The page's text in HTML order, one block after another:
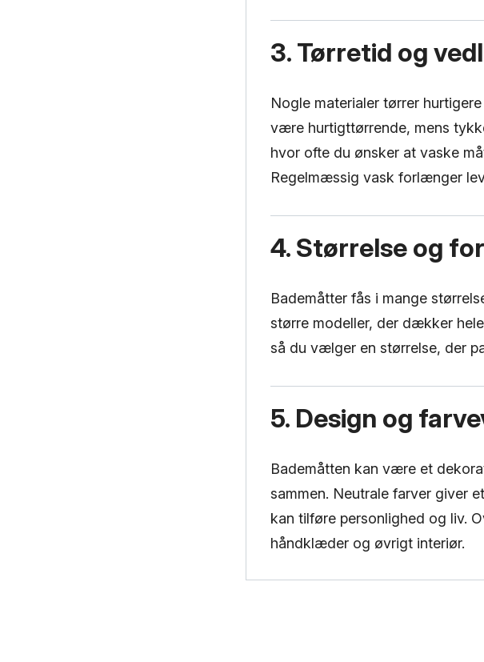
3. Tørretid og
Nogle materialer tørrer
være hurtigttørrende, mens
hvor ofte du ønsker at vaske
Regelmæssig vask forlænger
4. Størrelse og
Bademåtter fås i mange
større modeller, der dækker
så du vælger en størrelse, der
5. Design og
Bademåtten kan være et
sammen. Neutrale farver giver
kan tilføre personlighed og liv.
håndklæder og øvrigt interiør.